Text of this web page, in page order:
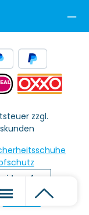
zzgl.